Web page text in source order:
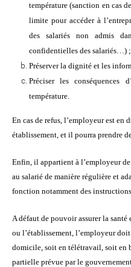
température (sanction en cas
limite pour accéder à
des salariés non admis
confidentielles des salariés…) ;
Préserver la dignité et les
Préciser les conséquences
température.
En cas de refus, l’employeur est en
établissement, et il pourra prendre
Enfin, il appartient à l’employeur
au salarié de manière régulière et
fonction notamment des
A défaut de pouvoir assurer la santé
ou l’établissement, l’employeur
domicile, soit en télétravail, soit en
partielle prévue par le